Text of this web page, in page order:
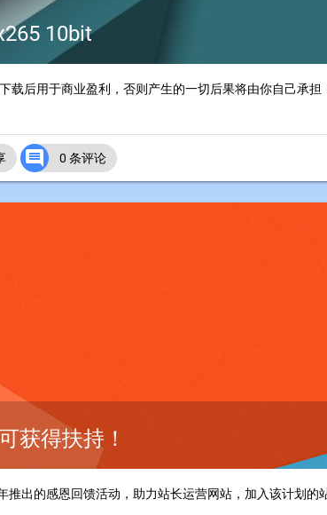
10bit
载后用于商业盈利，否则产生的一切后果将由你自己承
 0 条评论
获得扶持！
推出的感恩回馈活动，助力站长运营网站，加入该计划